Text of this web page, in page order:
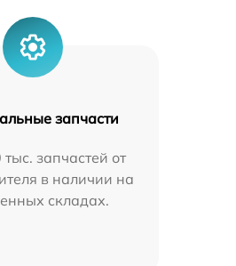
запчасти
запчастей от
в наличии на
складах.